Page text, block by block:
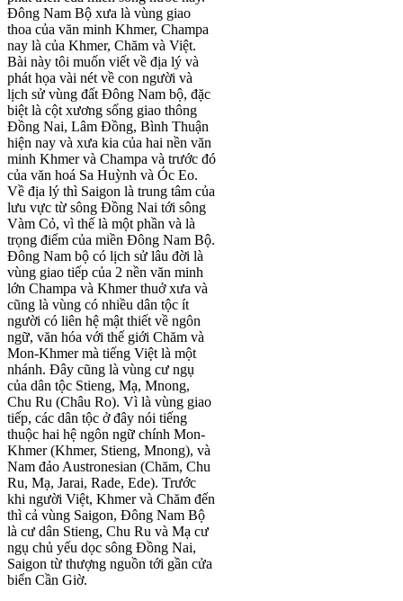
Đông Nam Bộ xưa là vùng giao
thoa của văn minh Khmer, Champa
nay là của Khmer, Chăm và Việt.
Bài này tôi muốn viết về địa lý và
phát họa vài nét về con người và
lịch sử vùng đất Đông Nam bộ, đặc
biệt là cột xương sống giao thông
Đồng Nai, Lâm Đồng, Bình Thuận
hiện nay và xưa kia của hai nền văn
minh Khmer và Champa và trước đó
của văn hoá Sa Huỳnh và Óc Eo.
Về địa lý thì Saigon là trung tâm của
lưu vực từ sông Đồng Nai tới sông
Vàm Cỏ, vì thế là một phần và là
trọng điểm của miền Đông Nam Bộ.
Đông Nam bộ có lịch sử lâu đời là
vùng giao tiếp của 2 nền văn minh
lớn Champa và Khmer thuở xưa và
cũng là vùng có nhiều dân tộc ít
người có liên hệ mật thiết về ngôn
ngữ, văn hóa với thế giới Chăm và
Mon-Khmer mà tiếng Việt là một
nhánh. Đây cũng là vùng cư ngụ
của dân tộc Stieng, Mạ, Mnong,
Chu Ru (Châu Ro). Vì là vùng giao
tiếp, các dân tộc ở đây nói tiếng
thuộc hai hệ ngôn ngữ chính Mon-
Khmer (Khmer, Stieng, Mnong), và
Nam đảo Austronesian (Chăm, Chu
Ru, Mạ, Jarai, Rade, Ede). Trước
khi người Việt, Khmer và Chăm đến
thì cả vùng Saigon, Đông Nam Bộ
là cư dân Stieng, Chu Ru và Mạ cư
ngụ chủ yếu dọc sông Đồng Nai,
Saigon từ thượng nguồn tới gần cửa
biển Cần Giờ.